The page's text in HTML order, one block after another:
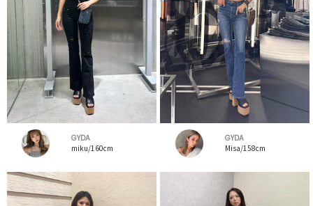
GYDA
miku/160cm
GYDA
Misa/158cm